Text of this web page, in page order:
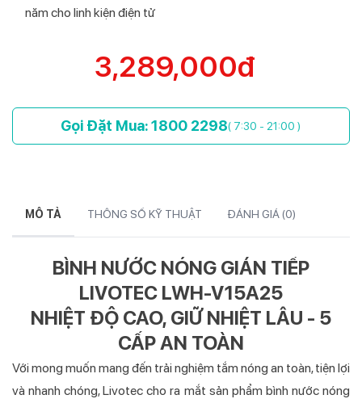
năm cho linh kiện điện tử
3,289,000đ
Gọi Đặt Mua: 1800 2298( 7:30 - 21:00 )
MÔ TẢ THÔNG SỐ KỸ THUẬT ĐÁNH GIÁ (0)
BÌNH NƯỚC NÓNG GIÁN TIẾP
LIVOTEC LWH-V15A25
NHIỆT ĐỘ CAO, GIỮ NHIỆT LÂU - 5
CẤP AN TOÀN
Với mong muốn mang đến trải nghiệm tắm nóng an toàn, tiện lợi
và nhanh chóng, Livotec cho ra mắt sản phẩm bình nước nóng